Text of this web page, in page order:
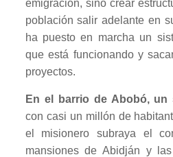
emigración, sino crear
población salir adelante en
ha puesto en marcha un
que está funcionando y
proyectos.
En el barrio de Abobó, un
con casi un millón de
el misionero subraya el
mansiones de Abidján y